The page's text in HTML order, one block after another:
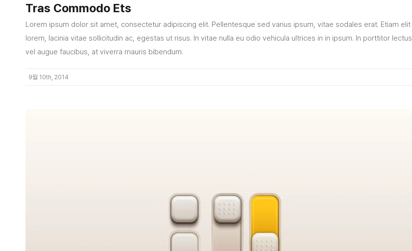
Tras Commodo Ets
Lorem ipsum dolor sit amet, consectetur adipiscing elit. Pellentesque sed varius ipsum, vitae sodales erat. Etiam elit
lorem, lacinia vitae sollicitudin ac, egestas ut risus. In vitae nulla eu odio vehicula ultrices in in ipsum. In porttitor lectus
vel augue faucibus, at viverra mauris bibendum.
9월 10th, 2014